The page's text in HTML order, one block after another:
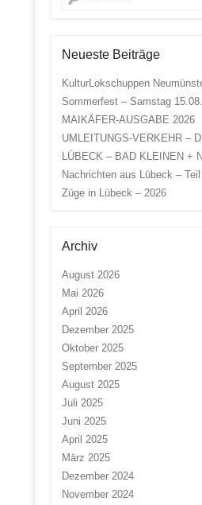
Neueste Beiträge
KulturLokschuppen
Sommerfest – Samstag
MAIKÄFER-AUSGABE 2026
UMLEITUNGS-VERKEHR –
LÜBECK – BAD KLEINEN +
Nachrichten aus Lübeck – Teil
Züge in Lübeck – 2026
Archiv
August 2026
Mai 2026
April 2026
Dezember 2025
Oktober 2025
September 2025
August 2025
Juli 2025
Juni 2025
April 2025
März 2025
Dezember 2024
November 2024